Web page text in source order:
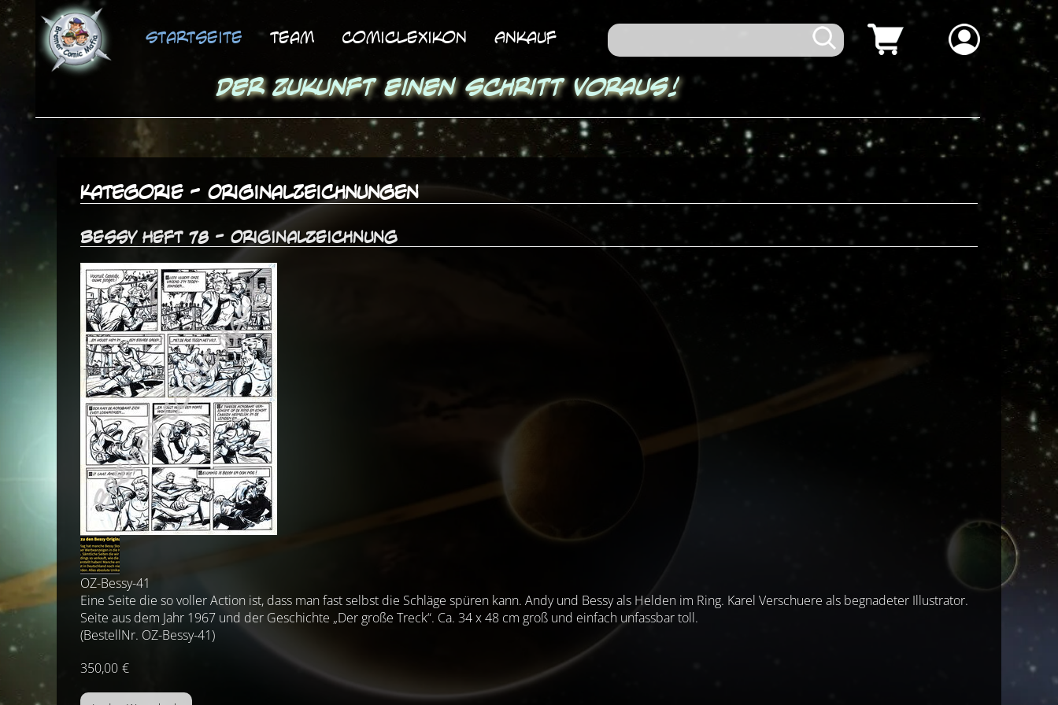
Startseite Team ComicLexikon Ankauf
Der Zukunft einen Schritt voraus!
Kategorie - OriginalZeichnungen
Bessy Heft 78 - Originalzeichnung
OZ-Bessy-41
Eine Seite die so voller Action ist, dass man fast selbst die Schläge spüren kann. Andy und Bessy als Helden im Ring. Karel Verschuere als begnadeter Illustrator.
Seite aus dem Jahr 1967 und der Geschichte „Der große Treck“. Ca. 34 x 48 cm groß und einfach unfassbar toll.
(BestellNr. OZ-Bessy-41)
350,00 €